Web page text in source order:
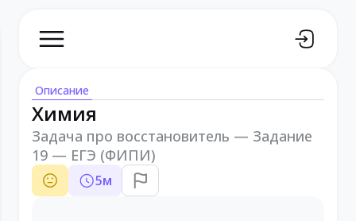
Описание
Химия
Задача про восстановитель — Задание
19 — ЕГЭ (ФИПИ)
5м